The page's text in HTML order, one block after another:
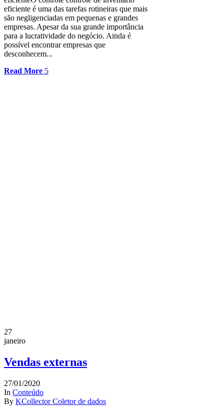
eficiente é uma das tarefas rotineiras que mais
são negligenciadas em pequenas e grandes
empresas. Apesar da sua grande importância
para a lucratividade do negócio. Ainda é
possível encontrar empresas que
desconhecem...
Read More
27
janeiro
Vendas externas
27/01/2020
In Conteúdo
By KCollector Coletor de dados